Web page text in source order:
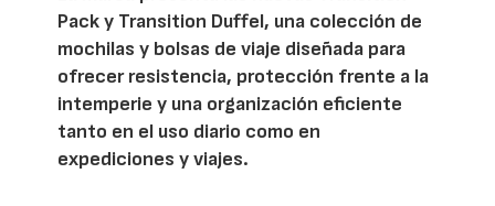
Pack y Transition Duffel, una colección de
mochilas y bolsas de viaje diseñada para
ofrecer resistencia, protección frente a la
intemperie y una organización eficiente
tanto en el uso diario como en
expediciones y viajes.